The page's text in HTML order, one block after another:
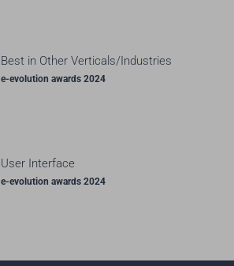
Best in Other Verticals/Industries
e-evolution awards 2024
User Interface
e-evolution awards 2024